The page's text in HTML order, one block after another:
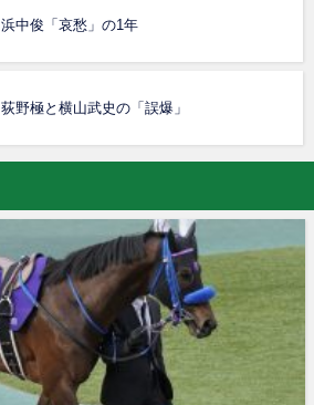
浜中俊「哀愁」の1年
荻野極と横山武史の「誤爆」